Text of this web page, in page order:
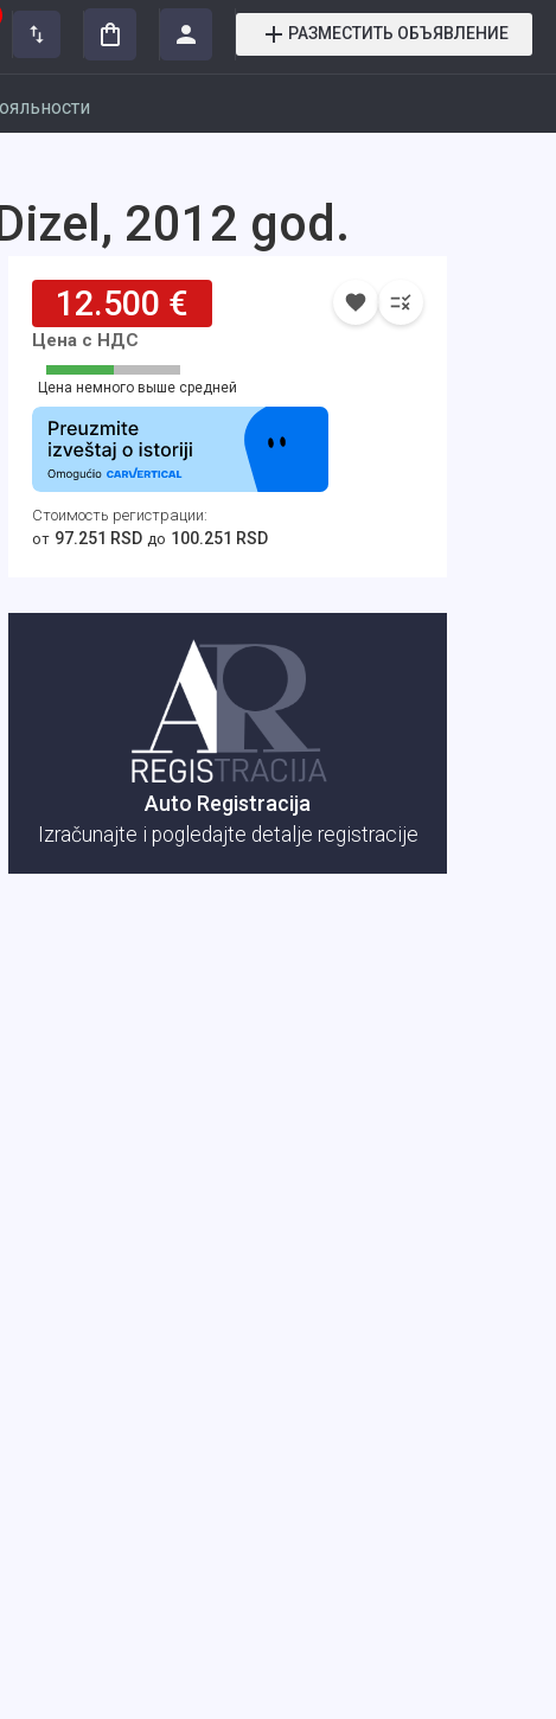
РАЗМЕСТИТЬ ОБЪЯВЛЕНИЕ
2012 god.
12.500 €
Цена с НДС
Цена немного выше средней
Стоимость регистрации:
от 97.251 RSD до 100.251 RSD
Auto Registracija
Izračunajte i pogledajte detalje registracije